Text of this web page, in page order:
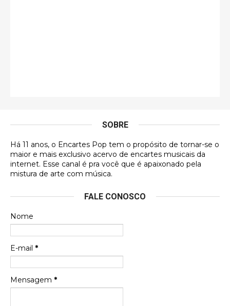
DVD MIDINHO
Francierton
futuras aquisições, e olhando o encarte aqui, me
Francierton
Espero que tenham sentido minha falta, informo
que estou de volta para trazer mais contribuições
SOBRE
Há 11 anos, o Encartes Pop tem o propósito de tornar-se o
maior e mais exclusivo acervo de encartes musicais da
internet. Esse canal é pra você que é apaixonado pela
mistura de arte com música.
FALE CONOSCO
Nome
E-mail *
Mensagem *